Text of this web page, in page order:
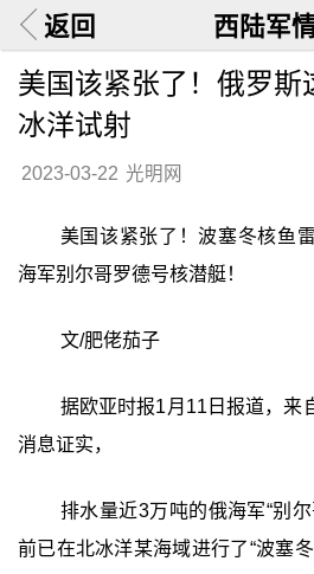
返回 西陆军
美国该紧张了！俄罗斯
冰洋试射
2023-03-22 光明网
美国该紧张了！波塞冬核鱼
海军别尔哥罗德号核潜艇！
文/肥佬茄子
据欧亚时报1月11日报道，来
消息证实，
排水量近3万吨的俄海军“别
前已在北冰洋某海域进行了“波塞